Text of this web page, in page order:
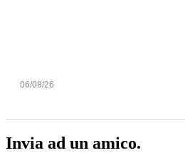
06/08/26
Invia ad un amico.